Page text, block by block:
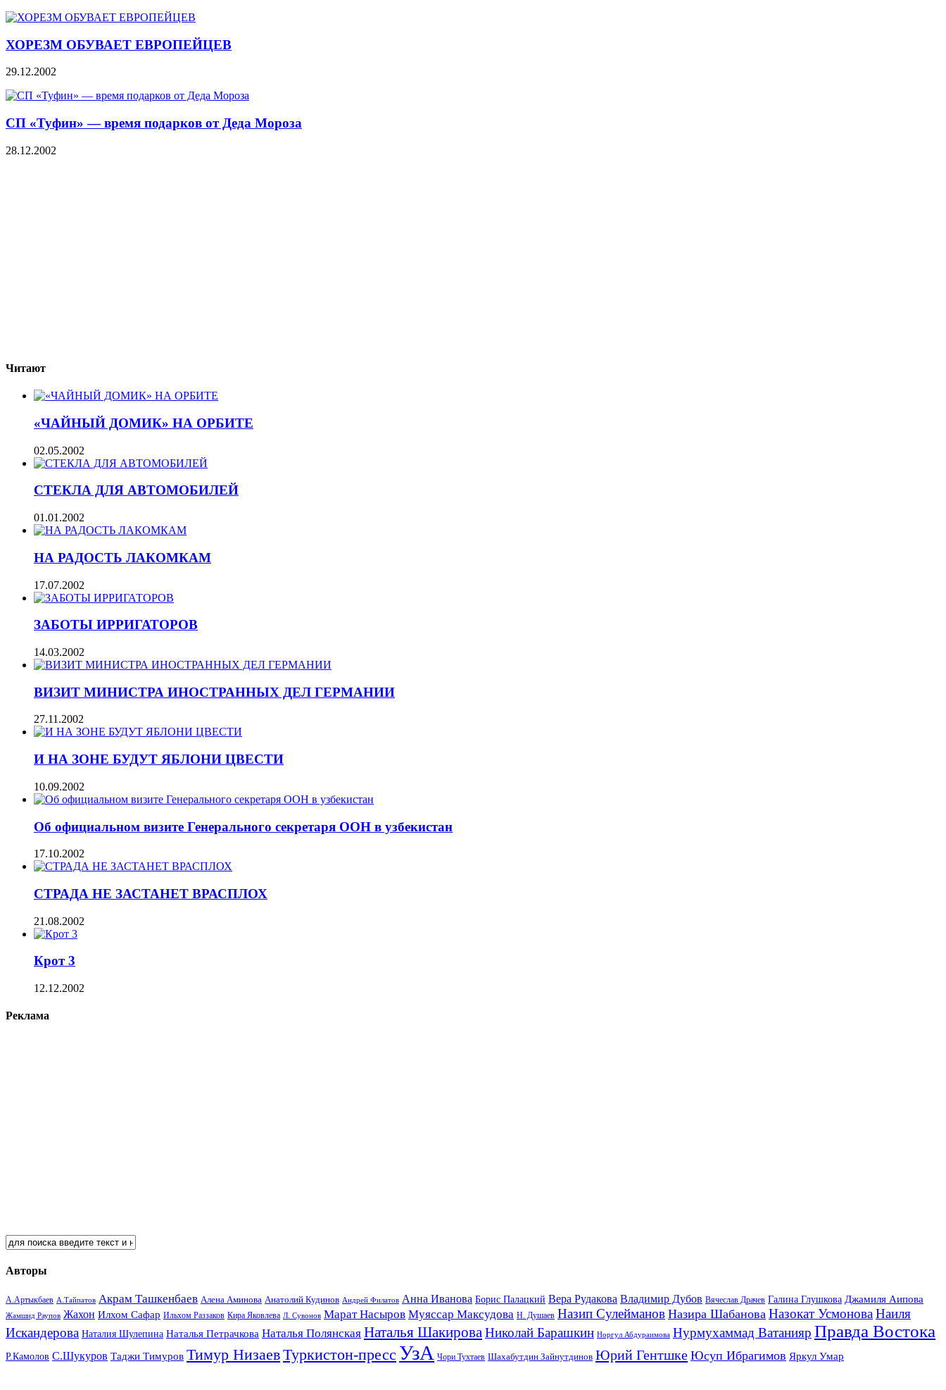
ХОРЕЗМ ОБУВАЕТ ЕВРОПЕЙЦЕВ
29.12.2002
СП «Туфин» — время подарков от Деда Мороза
28.12.2002
Читают
«ЧАЙНЫЙ ДОМИК» НА ОРБИТЕ
02.05.2002
СТЕКЛА ДЛЯ АВТОМОБИЛЕЙ
01.01.2002
НА РАДОСТЬ ЛАКОМКАМ
17.07.2002
ЗАБОТЫ ИРРИГАТОРОВ
14.03.2002
ВИЗИТ МИНИСТРА ИНОСТРАННЫХ ДЕЛ ГЕРМАНИИ
27.11.2002
И НА ЗОНЕ БУДУТ ЯБЛОНИ ЦВЕСТИ
10.09.2002
Об официальном визите Генерального секретаря ООН в узбекистан
17.10.2002
СТРАДА НЕ ЗАСТАНЕТ ВРАСПЛОХ
21.08.2002
Крот 3
12.12.2002
Реклама
Авторы
А.Артыкбаев А.Тайпатов Акрам Ташкенбаев Алена Аминова Анатолий Кудинов Андрей Филатов Анна Иванова Борис Палацкий Вера Рудакова Владимир Дубов Вячеслав Драчев Галина Глушкова Джамиля Аипова
Жамшид Раупов Жахон Илхом Сафар Ильхом Раззаков Кира Яковлева Л. Сувонов Марат Насыров Муяссар Максудова Н. Душаев Назип Сулейманов Назира Шабанова Назокат УсмоноваНаиля
Искандерова Наталия Шулепина Наталья Петрачкова Наталья Полянская Наталья Шакирова Николай Барашкин Норгул Абдураимова Нурмухаммад Ватанияр Правда Востока
Р.Камолов С.Шукуров Таджи Тимуров Тимур НизаевТуркистон-пресс УзА Чори Тухтаев Шахабутдин Зайнутдинов Юрий Гентшке Юсуп Ибрагимов Яркул Умар